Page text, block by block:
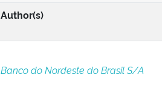
Author(s)
Banco do Nordeste do Brasil S/A